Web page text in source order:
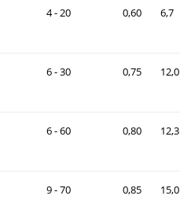
4 - 20 0,60 6,7
6 - 30 0,75 12,0
6 - 60 0,80 12,3
9 - 70 0,85 15,0